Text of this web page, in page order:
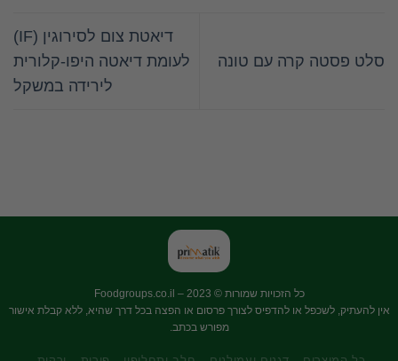
סלט פסטה קרה עם טונה
דיאטת צום לסירוגין (IF)
לעומת דיאטה היפו-קלורית
לירידה במשקל
כל הזכויות שמורות © 2023 –
Foodgroups.co.il
אין להעתיק, לשכפל או להדפיס לצורך פרסום או הפצה בכל דרך שהיא, ללא קבלת אישור
מפורש בכתב.